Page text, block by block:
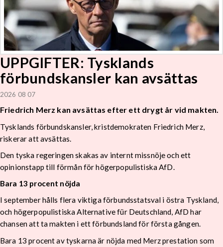
UPPGIFTER: Tysklands
förbundskansler kan avsättas
2026 08 07
Friedrich Merz kan avsättas efter ett drygt år vid makten.
Tysklands förbundskansler, kristdemokraten Friedrich Merz,
riskerar att avsättas.
Den tyska regeringen skakas av internt missnöje och ett
opinionstapp till förmån för högerpopulistiska AfD.
Bara 13 procent nöjda
I september hålls flera viktiga förbundsstatsval i östra Tyskland,
och högerpopulistiska Alternative für Deutschland, AfD har
chansen att ta makten i ett förbundsland för första gången.
Bara 13 procent av tyskarna är nöjda med Merz prestation som